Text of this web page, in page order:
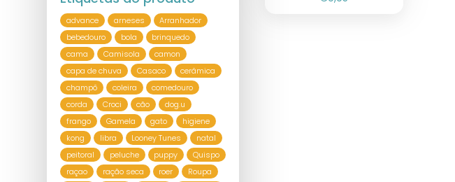
advance arneses
Arranhador
bebedouro
bola
brinquedo
cama
Camisola
camon
capa de chuva
Casaco
cerâmica
champô
coleira
comedouro
corda
Croci cão
dog.u
frango
Gamela gato
higiene
kong
libra Looney Tunes
natal
peitoral
peluche puppy
Quispo
raçao
ração seca roer
Roupa